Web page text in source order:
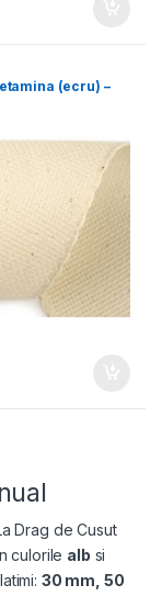
(ecru) –
Drag de Cusut
culorile alb si
30 mm, 50